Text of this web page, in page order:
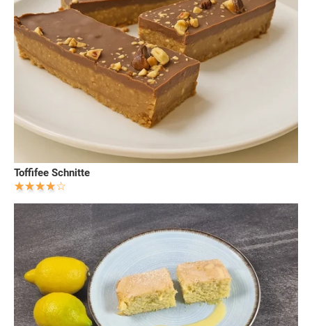
Toffifee Schnitte